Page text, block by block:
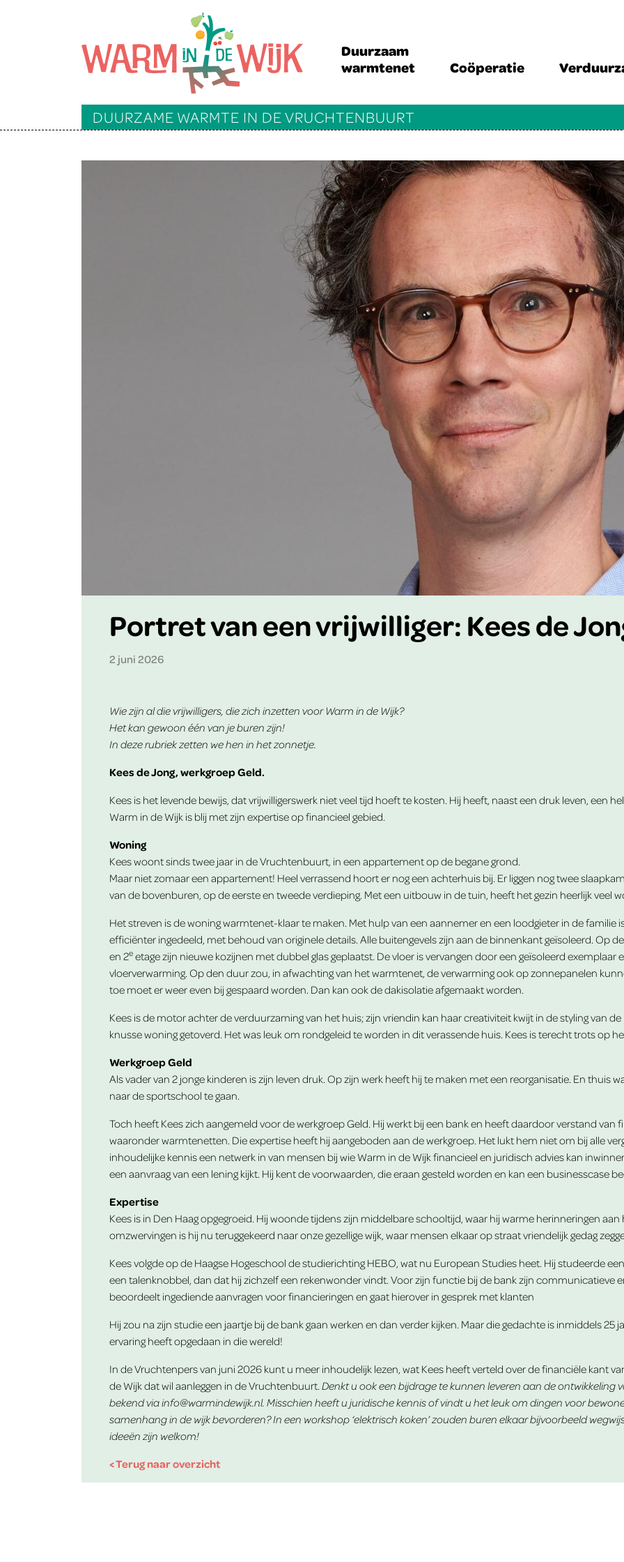
Duurzaam
warmtenet
Coöperatie
DUURZAME WARMTE IN DE VRUCHTENBUURT
Portret van een vrijwilliger: Kees de
2 juni 2026
Wie zijn al die vrijwilligers, die zich inzetten voor Warm in de Wijk?
Het kan gewoon één van je buren zijn!
In deze rubriek zetten we hen in het zonnetje.
Kees de Jong, werkgroep Geld.
Kees is het levende bewijs, dat vrijwilligerswerk niet veel tijd hoeft te kosten. Hij heeft, naast een druk leven, een
Warm in de Wijk is blij met zijn expertise op financieel gebied.
Woning
Kees woont sinds twee jaar in de Vruchtenbuurt, in een appartement op de begane grond.
Maar niet zomaar een appartement! Heel verrassend hoort er nog een achterhuis bij. Er liggen nog twee
van de bovenburen, op de eerste en tweede verdieping. Met een uitbouw in de tuin, heeft het gezin heerlijk veel
Het streven is de woning warmtenet-klaar te maken. Met hulp van een aannemer en een loodgieter in de familie
efficiënter ingedeeld, met behoud van originele details. Alle buitengevels zijn aan de binnenkant geïsoleerd. Op
en 2e etage zijn nieuwe kozijnen met dubbel glas geplaatst. De vloer is vervangen door een geïsoleerd exemplaar
vloerverwarming. Op den duur zou, in afwachting van het warmtenet, de verwarming ook op zonnepanelen
toe moet er weer even bij gespaard worden. Dan kan ook de dakisolatie afgemaakt worden.
Kees is de motor achter de verduurzaming van het huis; zijn vriendin kan haar creativiteit kwijt in de styling van
knusse woning getoverd. Het was leuk om rondgeleid te worden in dit verassende huis. Kees is terecht trots op
Werkgroep Geld
Als vader van 2 jonge kinderen is zijn leven druk. Op zijn werk heeft hij te maken met een reorganisatie. En thuis
naar de sportschool te gaan.
Toch heeft Kees zich aangemeld voor de werkgroep Geld. Hij werkt bij een bank en heeft daardoor verstand van
waaronder warmtenetten. Die expertise heeft hij aangeboden aan de werkgroep. Het lukt hem niet om bij alle
inhoudelijke kennis een netwerk in van mensen bij wie Warm in de Wijk financieel en juridisch advies kan
een aanvraag van een lening kijkt. Hij kent de voorwaarden, die eraan gesteld worden en kan een businesscase
Expertise
Kees is in Den Haag opgegroeid. Hij woonde tijdens zijn middelbare schooltijd, waar hij warme herinneringen
omzwervingen is hij nu teruggekeerd naar onze gezellige wijk, waar mensen elkaar op straat vriendelijk gedag
Kees volgde op de Haagse Hogeschool de studierichting HEBO, wat nu European Studies heet. Hij studeerde
een talenknobbel, dan dat hij zichzelf een rekenwonder vindt. Voor zijn functie bij de bank zijn communicatieve
beoordeelt ingediende aanvragen voor financieringen en gaat hierover in gesprek met klanten
Hij zou na zijn studie een jaartje bij de bank gaan werken en dan verder kijken. Maar die gedachte is inmiddels 25
ervaring heeft opgedaan in die wereld!
In de Vruchtenpers van juni 2026 kunt u meer inhoudelijk lezen, wat Kees heeft verteld over de financiële kant
de Wijk dat wil aanleggen in de Vruchtenbuurt. Denkt u ook een bijdrage te kunnen leveren aan de ontwikkeling
bekend viainfo@warmindewijk.nl. Misschien heeft u juridische kennis of vindt u het leuk om dingen voor
samenhang in de wijk bevorderen? In een workshop ‘elektrisch koken’ zouden buren elkaar bijvoorbeeld
ideeën zijn welkom!
< Terug naar overzicht